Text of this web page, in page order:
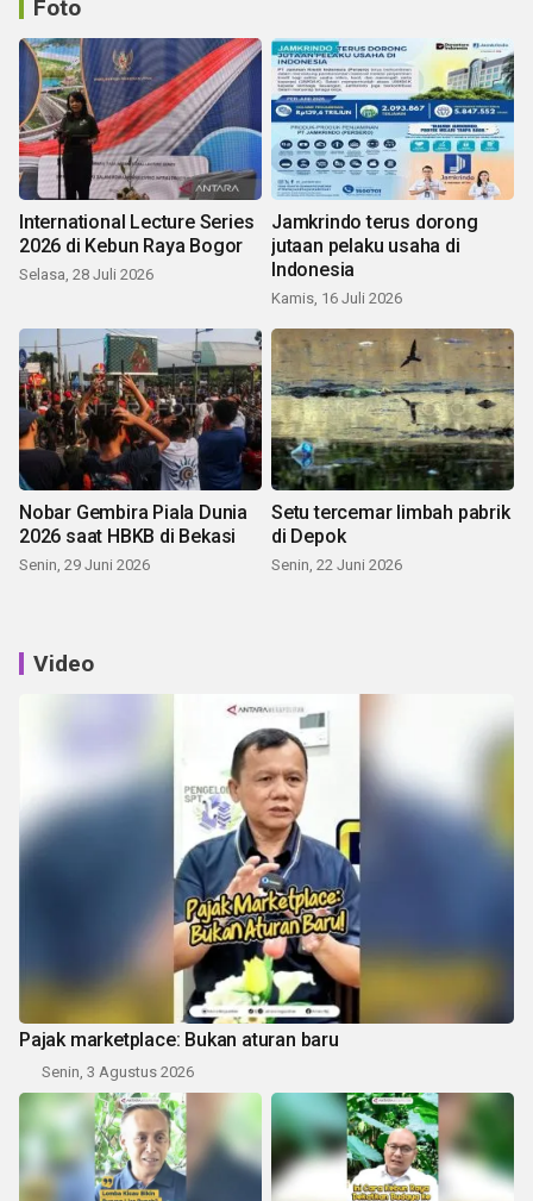
Foto
International Lecture Series
2026 di Kebun Raya Bogor
Selasa, 28 Juli 2026
Jamkrindo terus dorong
jutaan pelaku usaha di
Indonesia
Kamis, 16 Juli 2026
Nobar Gembira Piala Dunia
2026 saat HBKB di Bekasi
Senin, 29 Juni 2026
Setu tercemar limbah pabrik
di Depok
Senin, 22 Juni 2026
Video
Pajak marketplace: Bukan aturan baru
Senin, 3 Agustus 2026